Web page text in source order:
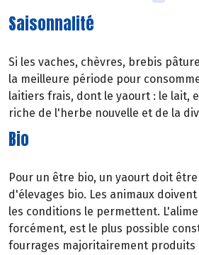
Saisonnalité
Si les vaches, chèvres, brebis
la meilleure période pour
laitiers frais, dont le yaourt : le lait,
riche de l'herbe nouvelle et de la
Bio
Pour un être bio, un yaourt doit
d'élevages bio. Les animaux
les conditions le permettent.
forcément, est le plus possible
fourrages majoritairement produits